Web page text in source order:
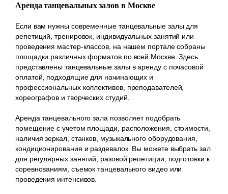
Аренда танцевальных залов в Москве
Если вам нужны современные танцевальные залы для
репетиций, тренировок, индивидуальных занятий или
проведения мастер-классов, на нашем портале собраны
площадки различных форматов по всей Москве. Здесь
представлены танцевальные залы в аренду с почасовой
оплатой, подходящие для начинающих и
профессиональных коллективов, преподавателей,
хореографов и творческих студий.
Аренда танцевального зала позволяет подобрать
помещение с учетом площади, расположения, стоимости,
наличия зеркал, станков, музыкального оборудования,
кондиционирования и раздевалок. Вы можете выбрать зал
для регулярных занятий, разовой репетиции, подготовки к
соревнованиям, съемок танцевального видео или
проведения интенсивов.